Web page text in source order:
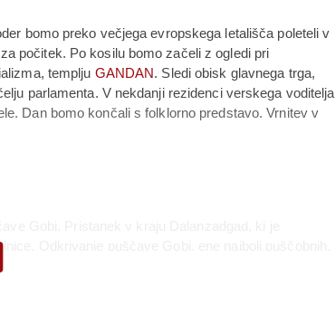
bomo preko večjega evropskega letališča poleteli v
počitek. Po kosilu bomo začeli z ogledi pri
templju GANDAN. Sledi obisk glavnega trga,
parlamenta. V nekdanji rezidenci verskega voditelja
Dan bomo končali s folklorno predstavo. Vrnitev v
Odkrivanje puščave Gobi, ene najbolj puščobnih,
Saikhan, Tri lepotice, ki segajo do 2.800 metrov